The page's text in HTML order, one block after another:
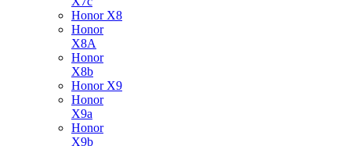
Honor X8
Honor
X8A
Honor
X8b
Honor X9
Honor
X9a
Honor
X9b